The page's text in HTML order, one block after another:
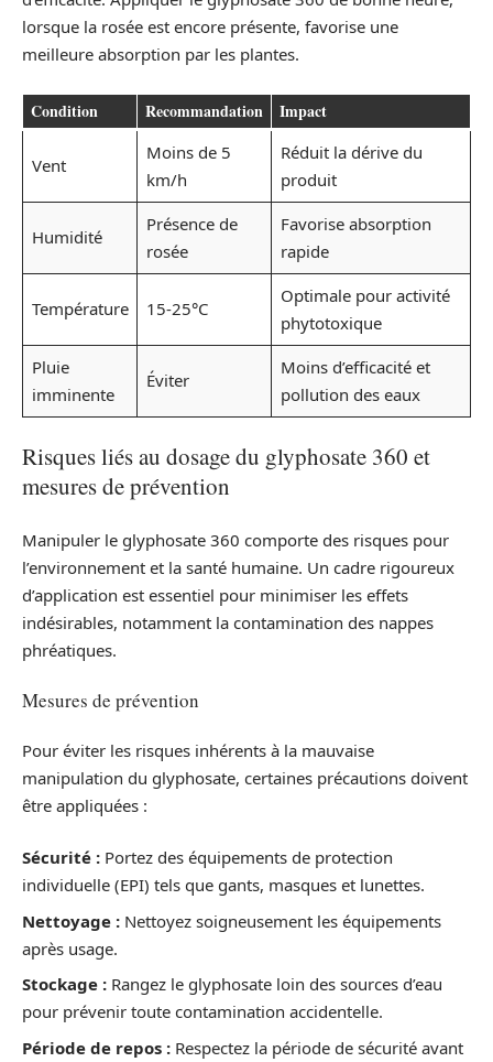
lorsque la rosée est encore présente, favorise une
meilleure absorption par les plantes.
Condition Recommandation Impact
Vent
Moins de 5
km/h
Réduit la dérive du
produit
Humidité
Présence de
rosée
Favorise absorption
rapide
Température 15-25°C
Optimale pour activité
phytotoxique
Pluie
imminente
Éviter
Moins d’efficacité et
pollution des eaux
Risques liés au dosage du glyphosate 360 et
mesures de prévention
Manipuler le glyphosate 360 comporte des risques pour
l’environnement et la santé humaine. Un cadre rigoureux
d’application est essentiel pour minimiser les effets
indésirables, notamment la contamination des nappes
phréatiques.
Mesures de prévention
Pour éviter les risques inhérents à la mauvaise
manipulation du glyphosate, certaines précautions doivent
être appliquées :
Sécurité : Portez des équipements de protection
individuelle (EPI) tels que gants, masques et lunettes.
Nettoyage : Nettoyez soigneusement les équipements
après usage.
Stockage : Rangez le glyphosate loin des sources d’eau
pour prévenir toute contamination accidentelle.
Période de repos : Respectez la période de sécurité avant